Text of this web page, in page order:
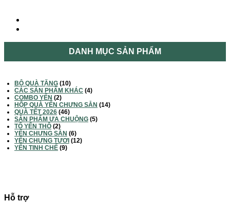
DANH MỤC SẢN PHẨM
BỘ QUÀ TẶNG (10)
CÁC SẢN PHẨM KHÁC (4)
COMBO YẾN (2)
HỘP QUÀ YẾN CHƯNG SẴN (14)
QUÀ TẾT 2026 (46)
SẢN PHẨM ƯA CHUỘNG (5)
TỔ YẾN THÔ (2)
YẾN CHƯNG SẴN (6)
YẾN CHƯNG TƯƠI (12)
YẾN TINH CHẾ (9)
Hỗ trợ